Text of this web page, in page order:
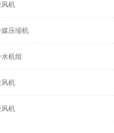
风机
压缩机
机组
风机
风机